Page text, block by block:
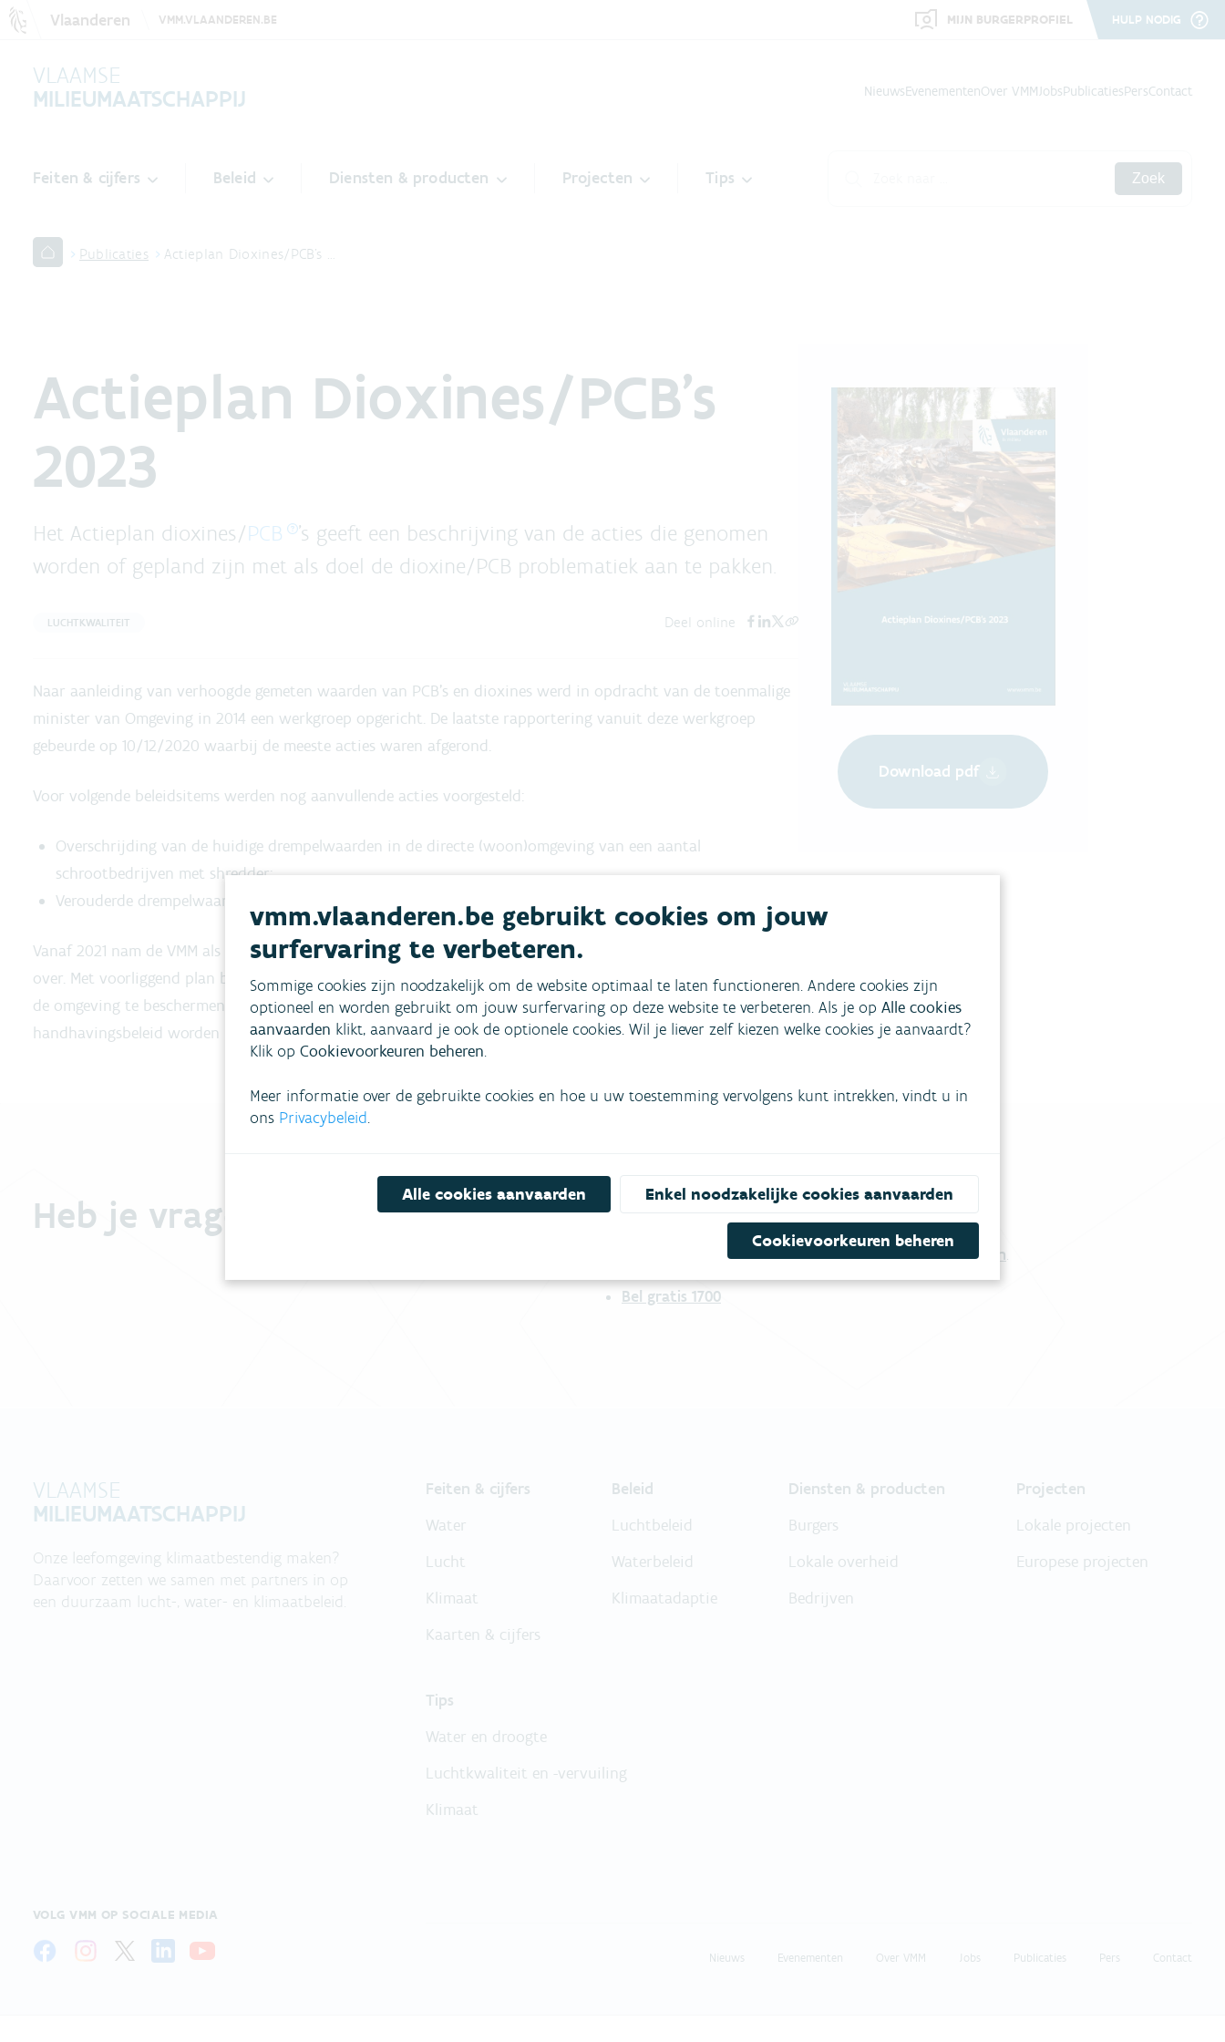
Vlaanderen VMM.VLAANDEREN.BE MIJN BURGERPROFIEL HULP NODIG
VLAAMSE
MILIEUMAATSCHAPPIJ
NieuwsEvenementenOver VMMJobsPublicatiesPersContact
Feiten & cijfers Beleid Diensten & producten Projecten Tips Zoek
Publicaties Actieplan Dioxines/PCB’s …
Actieplan Dioxines/PCB’s
2023
Het Actieplan dioxines/PCB
’s geeft een beschrijving van de acties die genomen
worden of gepland zijn met als doel de dioxine/PCB problematiek aan te pakken.
LUCHTKWALITEIT Deel online
Naar aanleiding van verhoogde gemeten waarden van PCB’s en dioxines werd in opdracht van de toenmalige
minister van Omgeving in 2014 een werkgroep opgericht. De laatste rapportering vanuit deze werkgroep
gebeurde op 10/12/2020 waarbij de meeste acties waren afgerond.
Voor volgende beleidsitems werden nog aanvullende acties voorgesteld:
Overschrijding van de huidige drempelwaarden in de directe (woon)omgeving van een aantal
schrootbedrijven met shredder;
Verouderde drempelwaarden.
Vanaf 2021 nam de VMM als bevoegde instantie voor het luchtbeleid, de taak als voorzitter van de werkgroep
over. Met voorliggend plan beoogt Vlaanderen via een geïntegreerde aanpak een volgende stap te zetten om
de omgeving te beschermen tegen deze milieugevaarlijke stoffen. Zowel in het vergunnings- en
handhavingsbeleid worden nieuwe maatregelen vooropgesteld om deze doelstelling te bereiken.
Download pdf
Heb je vragen? Bekijk het overzicht van meestgestelde vragen.
Niet gevonden wat je zocht? Vul ons contactformulier in.
Bel gratis 1700
VLAAMSE
MILIEUMAATSCHAPPIJ
Onze leefomgeving klimaatbestendig maken?
Daarvoor zetten we samen met partners in op
een duurzaam lucht-, water- en klimaatbeleid.
VOLG VMM OP SOCIALE MEDIA
Feiten & cijfers
Water
Lucht
Klimaat
Kaarten & cijfers
Beleid
Luchtbeleid
Waterbeleid
Klimaatadaptie
Diensten & producten
Burgers
Lokale overheid
Bedrijven
Projecten
Lokale projecten
Europese projecten
Tips
Water en droogte
Luchtkwaliteit en -vervuiling
Klimaat
Nieuws Evenementen Over VMM Jobs Publicaties Pers Contact
vmm.vlaanderen.be gebruikt cookies om jouw
surfervaring te verbeteren.
Sommige cookies zijn noodzakelijk om de website optimaal te laten functioneren. Andere cookies zijn
optioneel en worden gebruikt om jouw surfervaring op deze website te verbeteren. Als je op Alle cookies
aanvaarden klikt, aanvaard je ook de optionele cookies. Wil je liever zelf kiezen welke cookies je aanvaardt?
Klik op Cookievoorkeuren beheren.
Meer informatie over de gebruikte cookies en hoe u uw toestemming vervolgens kunt intrekken, vindt u in
ons Privacybeleid.
Alle cookies aanvaarden Enkel noodzakelijke cookies aanvaarden
Cookievoorkeuren beheren